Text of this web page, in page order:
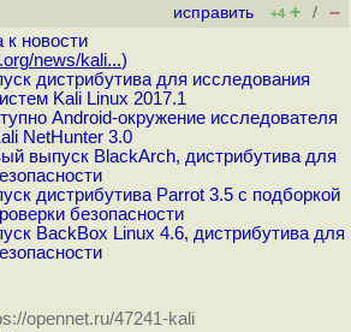
исправить +4 + / –
к новости
news/kali...)
дистрибутива для исследования
Kali Linux 2017.1
Android-окружение исследователя
NetHunter 3.0
выпуск BlackArch, дистрибутива для
дистрибутива Parrot 3.5 с подборкой
безопасности
BackBox Linux 4.6, дистрибутива для
opennet.ru/47241-kali